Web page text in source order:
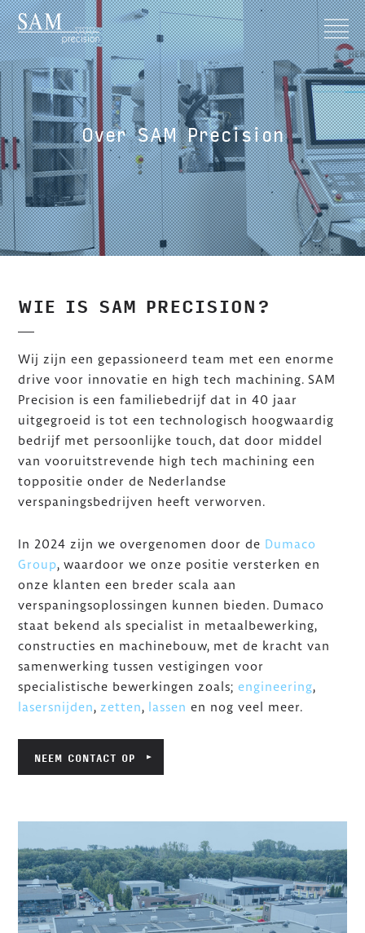
Over SAM Precision
WIE IS SAM PRECISION?
Wij zijn een gepassioneerd team met een enorme
drive voor innovatie en high tech machining. SAM
Precision is een familiebedrijf dat in 40 jaar
uitgegroeid is tot een technologisch hoogwaardig
bedrijf met persoonlijke touch, dat door middel
van vooruitstrevende high tech machining een
toppositie onder de Nederlandse
verspaningsbedrijven heeft verworven.
In 2024 zijn we overgenomen door de Dumaco
Group, waardoor we onze positie versterken en
onze klanten een breder scala aan
verspaningsoplossingen kunnen bieden. Dumaco
staat bekend als specialist in metaalbewerking,
constructies en machinebouw, met de kracht van
samenwerking tussen vestigingen voor
specialistische bewerkingen zoals;engineering,
lasersnijden,zetten, lassen en nog veel meer.
NEEM CONTACT OP